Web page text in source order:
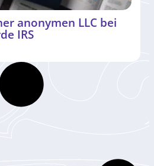
anonymen LLC bei
IRS